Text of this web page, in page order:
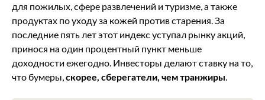
для пожилых, сфере развлечений и туризме, а также
продуктах по уходу за кожей против старения. За
последние пять лет этот индекс уступал рынку акций,
принося на один процентный пункт меньше
доходности ежегодно. Инвесторы делают ставку на то,
что бумеры,скорее, сберегатели, чем транжиры.